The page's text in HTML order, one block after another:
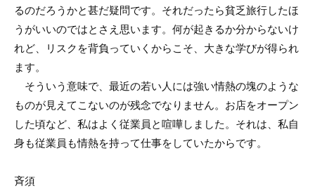
るのだろうかと甚だ疑問です。それだったら貧乏旅行したほ
うがいいのではとさえ思います。何が起きるか分からないけ
れど、リスクを背負っていくからこそ、大きな学びが得られ
ます。
そういう意味で、最近の若い人には強い情熱の塊のような
ものが見えてこないのが残念でなりません。お店をオープン
した頃など、私はよく従業員と喧嘩しました。それは、私自
身も従業員も情熱を持って仕事をしていたからです。
斉須